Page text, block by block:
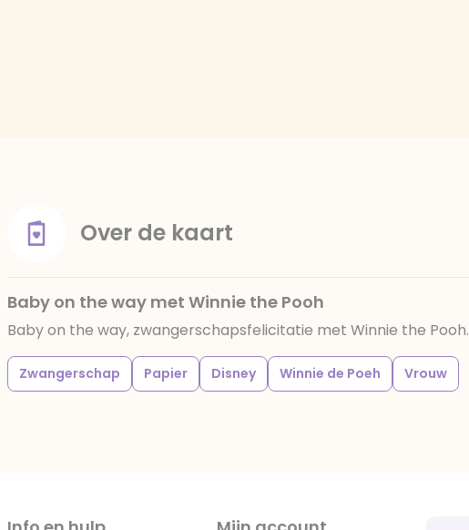
Over de kaart
Baby on the way met Winnie the Pooh
Baby on the way, zwangerschapsfelicitatie met Winnie the Pooh.
Zwangerschap Papier Disney Winnie de Poeh Vrouw